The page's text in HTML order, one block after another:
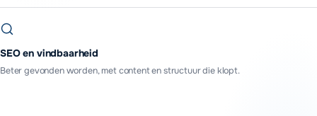
SEO en vindbaarheid
Beter gevonden worden, met content en structuur die klopt.